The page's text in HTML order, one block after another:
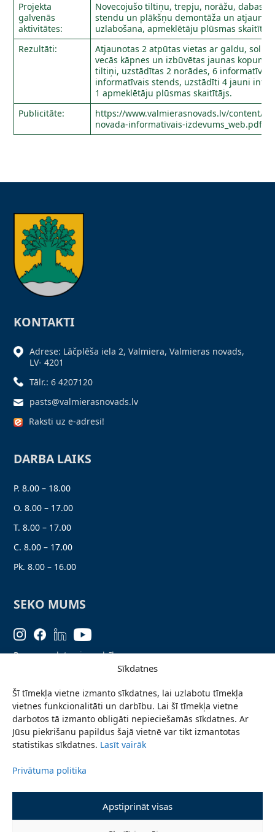
Sīkdatnes
Šī tīmekļa vietne izmanto sīkdatnes, lai uzlabotu tīmekļa
vietnes funkcionalitāti un darbību. Lai šī tīmekļa vietne
darbotos tā izmanto obligāti nepieciešamās sīkdatnes. Ar
Jūsu piekrišanu papildus šajā vietnē var tikt izmantotas
statistikas sīkdatnes. Lasīt vairāk
Privātuma politika
Apstiprināt visas
Projekta
galvenās
aktivitātes:
Novecojušo tiltiņu, trepju, norāžu, dabas
stendu un plākšņu demontāža un
uzlabošana, apmeklētāju plūsmas
Rezultāti:
Atjaunotas 2 atpūtas vietas ar galdu,
vecās kāpnes un izbūvētas jaunas
tiltiņi, uzstādītas 2 norādes, 6 informatīvās
informatīvais stends, uzstādīti 4 jauni
1 apmeklētāju plūsmas skaitītājs.
Publicitāte:
https://www.valmierasnovads.lv/content/
novada-informativais-izdevums_web.pdf
KONTAKTI
Adrese: Lāčplēša iela 2, Valmiera, Valmieras novads,
LV- 4201
Tālr.: 6 4207120
pasts@valmierasnovads.lv
Raksti uz e-adresi!
DARBA LAIKS
P. 8.00 – 18.00
O. 8.00 – 17.00
T. 8.00 – 17.00
C. 8.00 – 17.00
Pk. 8.00 – 16.00
SEKO MUMS
Personas datu aizsardzība
Ziņo par problēmu
Pieteikties jaunumiem
Piekļūstamības paziņojums
© 2026 Valmieras novada pašvaldība